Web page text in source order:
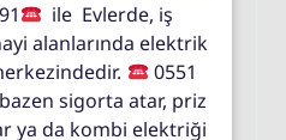
ile Evlerde, iş
alanlarında elektrik
0551
sigorta atar, priz
ya da kombi elektriği